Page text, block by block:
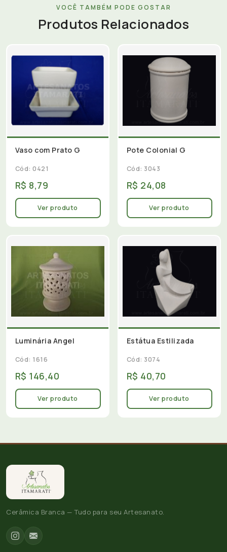
VOCÊ TAMBÉM PODE GOSTAR
Produtos Relacionados
Vaso com Prato G
Cód: 0421
R$ 8,79
Ver produto
Pote Colonial G
Cód: 3043
R$ 24,08
Ver produto
Luminária Angel
Cód: 1616
R$ 146,40
Ver produto
Estátua Estilizada
Cód: 3074
R$ 40,70
Ver produto
Cerâmica Branca — Tudo para seu Artesanato.